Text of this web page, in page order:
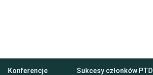
Konferencje Sukcesy członków PTD